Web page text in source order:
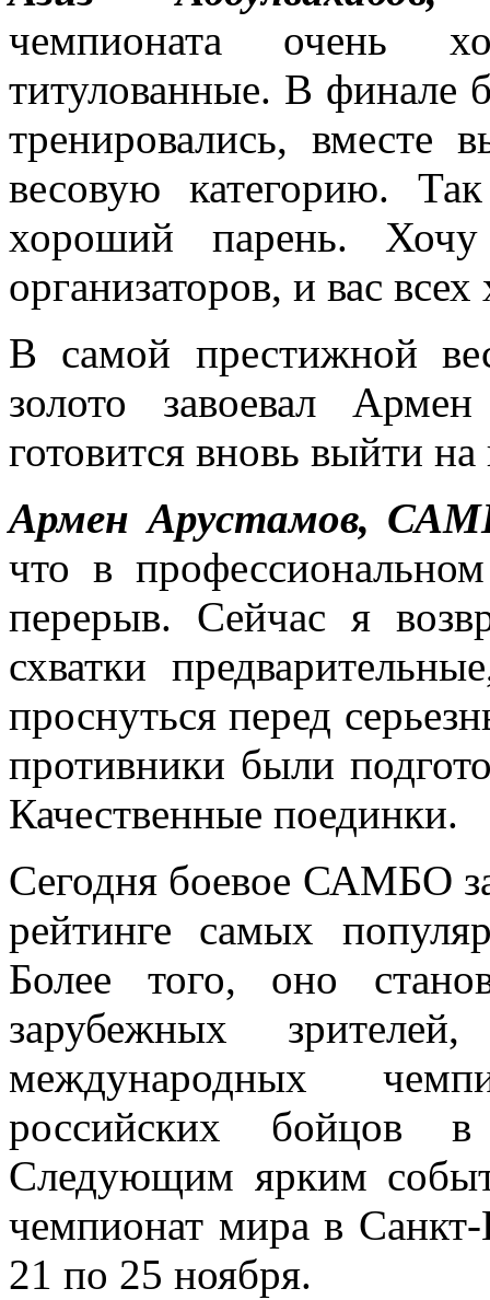
чемпионата очень
титулованные. В финале
тренировались,
весовую категорию.
хороший парень.
организаторов, и вас
В самой престижной
золото завоевал
готовится вновь выйти
Армен Арустамов,
что в
перерыв. Сейчас я
схватки
проснуться перед
противники были
Качественные поединки.
Сегодня боевое САМБО
рейтинге самых
Более того, оно
зарубежных
международных
российских бойцов в
Следующим ярким
чемпионат мира в
21 по 25 ноября.